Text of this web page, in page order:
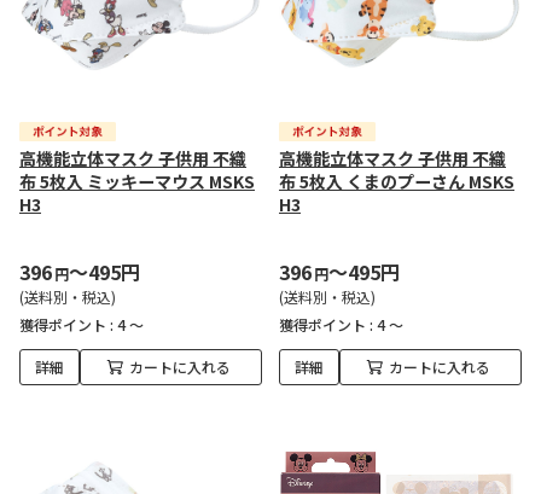
高機能立体マスク 子供用 不織
布 5枚入 ミッキーマウス MSKS
H3
396円～495円
(送料別・税込)
獲得ポイント : 4 ～
詳細 カートに入れる
高機能立体マスク 子供用 不織
布 5枚入 くまのプーさん MSKS
H3
396円～495円
(送料別・税込)
獲得ポイント : 4 ～
詳細 カートに入れる